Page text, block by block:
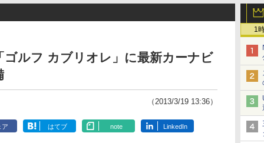
1
ルフ カブリオレ」に最新カーナビ
（2013/3/19 13:36）
ア はてブ note LinkedIn